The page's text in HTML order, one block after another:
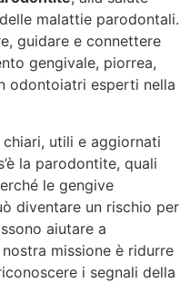
malattie parodontali.
guidare e connettere
gengivale, piorrea,
odontoiatri esperti nella
utili e aggiornati
la parodontite, quali
le gengive
diventare un rischio per
aiutare a
missione è ridurre
i segnali della